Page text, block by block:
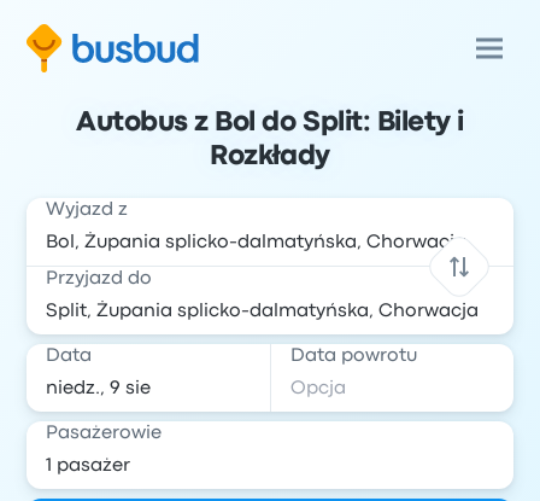
Autobus z Bol do Split: Bilety i
Rozkłady
Wyjazd z
Przyjazd do
Data Data powrotu
Pasażerowie